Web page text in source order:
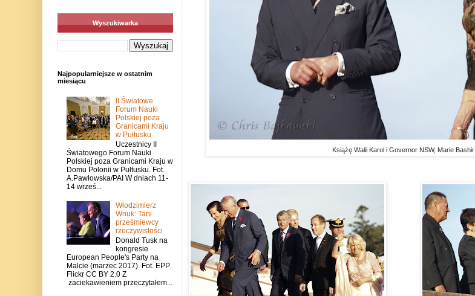
Książę Walii Karol i Governor NSW, Marie Bashir
Wyszukiwarka
Najpopularniejsze w ostatnim
miesiącu
II Światowe
Forum Nauki
Polskiej poza
Granicami Kraju
w Pułtusku
Uczestnicy II
Światowego Forum Nauki
Polskiej poza Granicami Kraju w
Domu Polonii w Pułtusku. Fot.
A.Pawłowska/PAI W dniach 11-
14 wrześ...
Włodzimierz
Wnuk: Tani
prześmiewcy
rzeczywistości
Donald Tusk na
kongresie
European People's Party na
Malcie (marzec 2017). Fot. EPP
Flickr CC BY 2.0 Z
zaciekawieniem przeczytałem...